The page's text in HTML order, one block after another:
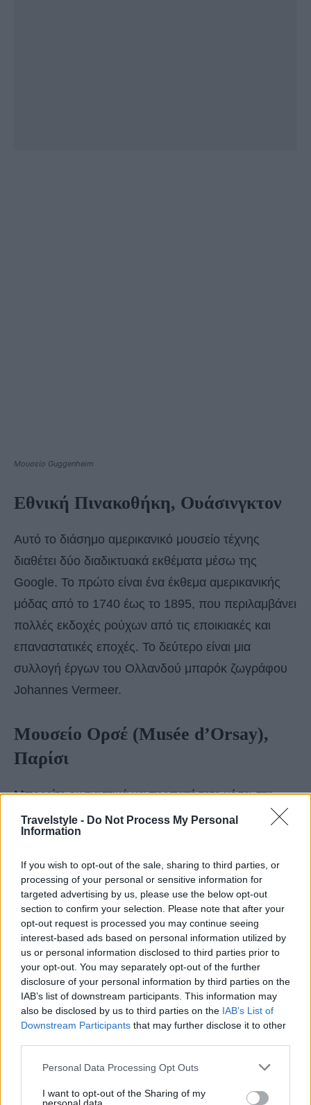
Travelstyle - Do Not Process My Personal
Information
If you wish to opt-out of the sale, sharing to third parties, or
processing of your personal or sensitive information for
targeted advertising by us, please use the below opt-out
section to confirm your selection. Please note that after your
opt-out request is processed you may continue seeing
interest-based ads based on personal information utilized by
us or personal information disclosed to third parties prior to
your opt-out. You may separately opt-out of the further
disclosure of your personal information by third parties on the
IAB’s list of downstream participants. This information may
also be disclosed by us to third parties on the IAB’s List of
Downstream Participants that may further disclose it to other
Please note that this website/app uses one or more Google
not limited to your visit or usage behaviour. You may click to
Personal Data Processing Opt Outs
I want to opt-out of the Sharing of my
Μουσείο Guggenheim
Εθνική Πινακοθήκη, Ουάσινγκτον
Αυτό το διάσημο αμερικανικό μουσείο τέχνης
διαθέτει δύο διαδικτυακά εκθέματα μέσω της
Google. Το πρώτο είναι ένα έκθεμα αμερικανικής
μόδας από το 1740 έως το 1895, που περιλαμβάνει
πολλές εκδοχές ρούχων από τις εποικιακές και
επαναστατικές εποχές. Το δεύτερο είναι μια
συλλογή έργων του Ολλανδού μπαρόκ ζωγράφου
Johannes Vermeer.
Μουσείο Ορσέ (Musée d’Orsay),
Παρίσι
Μπορείτε ουσιαστικά να περπατήσετε μέσα στη
δημοφιλήγκαλερίπου φιλοξενεί δεκάδες διάσημα
έργα από Γάλλους καλλιτέχνες που εργάστηκαν και
έζησαν μεταξύ 1848 και 1914. Μεταξύ τους, θα
δείτε έργα τέχνης των Monet, Cézanne και
Gauguin.